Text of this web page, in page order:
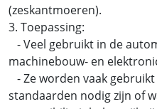
(zeskantmoeren).
3. Toepassing:
- Veel gebruikt in de
machinebouw- en
- Ze worden vaak
standaarden nodig zijn of